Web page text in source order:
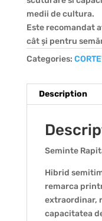
medii de cultura.
Este recomandat
cât și pentru
Categories:
Description
Seminte
Hibrid
remarca
extraordinar,
capacitatea